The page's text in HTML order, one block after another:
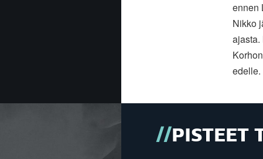
ennen
Nikko
edelle.
PISTEET